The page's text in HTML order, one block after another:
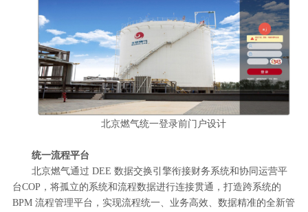
北京燃气统一登录前门户设计
统一流程平台
北京燃气通过 DEE 数据交换引擎衔接财务系统和协同运营平
台COP，将孤立的系统和流程数据进行连接贯通，打造跨系统的
BPM 流程管理平台，实现流程统一、业务高效、数据精准的全新管